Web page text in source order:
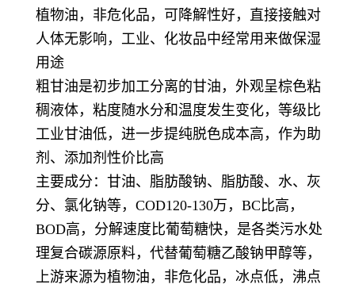
植物油，非危化品，可降解性好，直接接触对
人体无影响，工业、化妆品中经常用来做保湿
用途
粗甘油是初步加工分离的甘油，外观呈棕色粘
稠液体，粘度随水分和温度发生变化，等级比
工业甘油低，进一步提纯脱色成本高，作为助
剂、添加剂性价比高
主要成分：甘油、脂肪酸钠、脂肪酸、水、灰
分、氯化钠等，COD120-130万，BC比高，
BOD高，分解速度比葡萄糖快，是各类污水处
理复合碳源原料，代替葡萄糖乙酸钠甲醇等，
上游来源为植物油，非危化品，冰点低，沸点